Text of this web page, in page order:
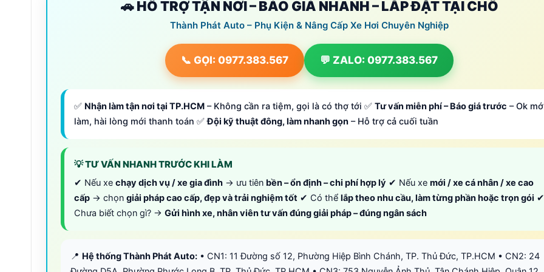
🚗 HỖ TRỢ TẬN NƠI – BÁO GIÁ NHANH – LẮP ĐẶT TẠI CHỖ
Thành Phát Auto – Phụ Kiện & Nâng Cấp Xe Hơi Chuyên Nghiệp
📞 GỌI: 0977.383.567 💬 ZALO: 0977.383.567
✅ Nhận làm tận nơi tại TP.HCM – Không cần ra tiệm, gọi là có thợ tới ✅ Tư vấn miễn phí – Báo giá trước – Ok
làm, hài lòng mới thanh toán ✅Đội kỹ thuật đông, làm nhanh gọn – Hỗ trợ cả cuối tuần
💡 TƯ VẤN NHANH TRƯỚC KHI LÀM
✔ Nếu xe chạy dịch vụ / xe gia đình → ưu tiên bền – ổn định – chi phí hợp lý ✔ Nếu xe mới / xe cá nhân / xe cao
cấp → chọn giải pháp cao cấp, đẹp và trải nghiệm tốt ✔ Có thể lắp theo nhu cầu, làm từng phần hoặc trọn gói ✔
Chưa biết chọn gì? → Gửi hình xe, nhân viên tư vấn đúng giải pháp – đúng ngân sách
📍 Hệ thống Thành Phát Auto: • CN1: 11 Đường số 12, Phường Hiệp Bình Chánh, TP. Thủ Đức, TP.HCM • CN2: 24